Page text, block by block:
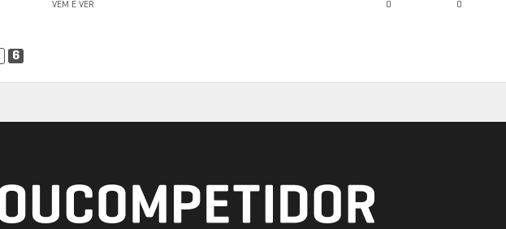
VEM E VER 0 0
6